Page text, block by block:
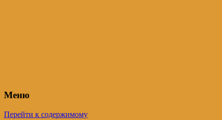
Меню
Перейти к содержимому